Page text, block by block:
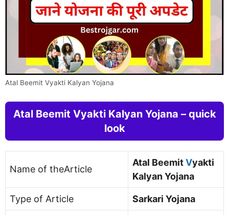
Atal Beemit Vyakti Kalyan Yojana
Atal Beemit Vyakti Kalyan Yojana – quick
look
Name of theArticle
Atal BeemitVyakti
Kalyan Yojana
Type of Article Sarkari Yojana